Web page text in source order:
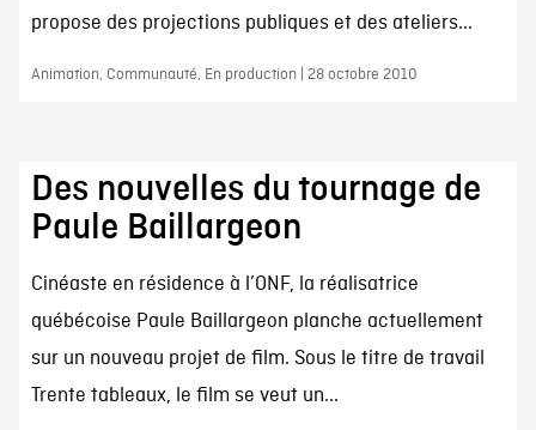
propose des projections publiques et des ateliers...
Animation, Communauté, En production | 28 octobre 2010
Des nouvelles du tournage de
Paule Baillargeon
Cinéaste en résidence à l’ONF, la réalisatrice
québécoise Paule Baillargeon planche actuellement
sur un nouveau projet de film. Sous le titre de travail
Trente tableaux, le film se veut un...